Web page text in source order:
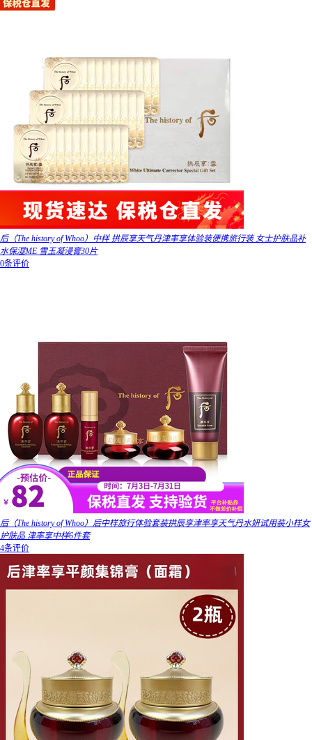
后（The history of Whoo）中样 拱辰享天气丹津率享体验装便携旅行装 女士护肤品补
水保湿ME 雪玉凝浸膏30片
0条评价
后（The history of Whoo）后中样旅行体验套装拱辰享津率享天气丹水妍试用装小样女
护肤品 津率享中样6件套
4条评价